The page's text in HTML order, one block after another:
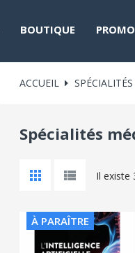
BOUTIQUE
ACCUEIL
Spécialités
Il existe
À PARAÎTRE